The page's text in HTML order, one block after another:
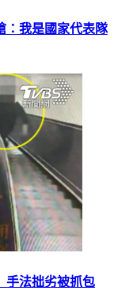
我是國家代表隊
法拙劣被抓包